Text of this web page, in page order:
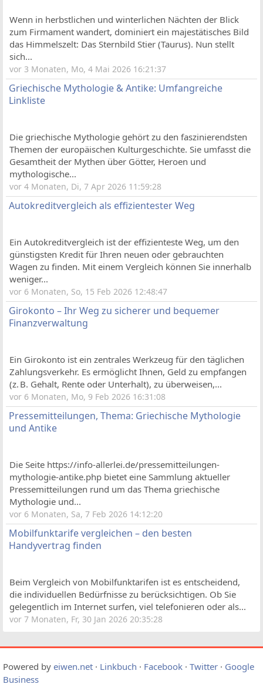
Wenn in herbstlichen und winterlichen Nächten der Blick
zum Firmament wandert, dominiert ein majestätisches Bild
das Himmelszelt: Das Sternbild Stier (Taurus). Nun stellt
sich...
vor 3 Monaten, Mo, 4 Mai 2026 16:21:37
Griechische Mythologie & Antike: Umfangreiche
Linkliste
Die griechische Mythologie gehört zu den faszinierendsten
Themen der europäischen Kulturgeschichte. Sie umfasst die
Gesamtheit der Mythen über Götter, Heroen und
mythologische...
vor 4 Monaten, Di, 7 Apr 2026 11:59:28
Autokreditvergleich als effizientester Weg
Ein Autokreditvergleich ist der effizienteste Weg, um den
günstigsten Kredit für Ihren neuen oder gebrauchten
Wagen zu finden. Mit einem Vergleich können Sie innerhalb
weniger...
vor 6 Monaten, So, 15 Feb 2026 12:48:47
Girokonto – Ihr Weg zu sicherer und bequemer
Finanzverwaltung
Ein Girokonto ist ein zentrales Werkzeug für den täglichen
Zahlungsverkehr. Es ermöglicht Ihnen, Geld zu empfangen
(z. B. Gehalt, Rente oder Unterhalt), zu überweisen,...
vor 6 Monaten, Mo, 9 Feb 2026 16:31:08
Pressemitteilungen, Thema: Griechische Mythologie
und Antike
Die Seite https://info-allerlei.de/pressemitteilungen-
mythologie-antike.php bietet eine Sammlung aktueller
Pressemitteilungen rund um das Thema griechische
Mythologie und...
vor 6 Monaten, Sa, 7 Feb 2026 14:12:20
Mobilfunktarife vergleichen – den besten
Handyvertrag finden
Beim Vergleich von Mobilfunktarifen ist es entscheidend,
die individuellen Bedürfnisse zu berücksichtigen. Ob Sie
gelegentlich im Internet surfen, viel telefonieren oder als...
vor 7 Monaten, Fr, 30 Jan 2026 20:35:28
Powered by eiwen.net · Linkbuch · Facebook · Twitter · Google
Business